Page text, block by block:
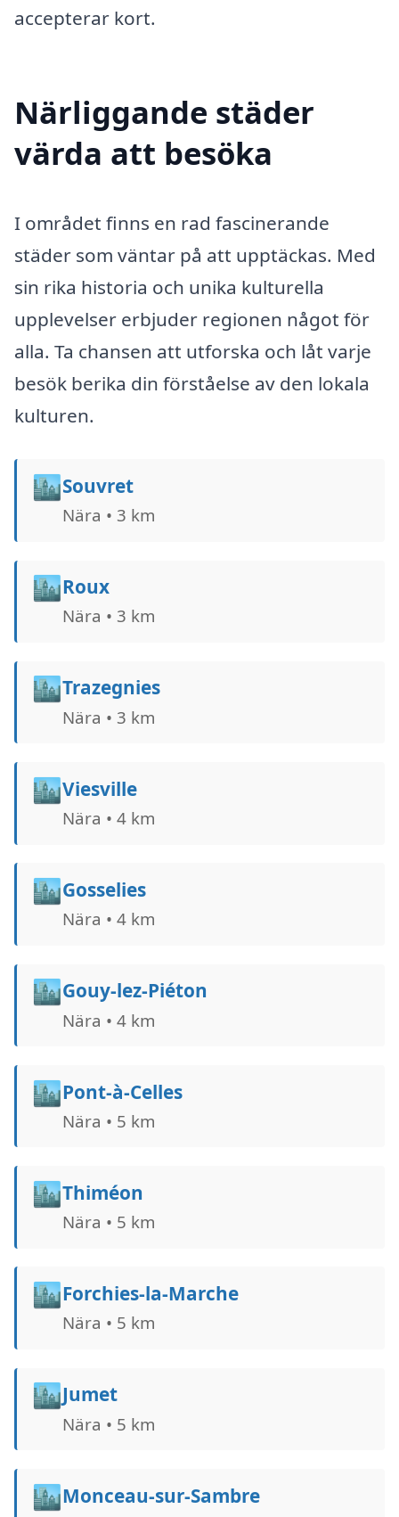
accepterar kort.
Närliggande städer
värda att besöka
I området finns en rad fascinerande
städer som väntar på att upptäckas. Med
sin rika historia och unika kulturella
upplevelser erbjuder regionen något för
alla. Ta chansen att utforska och låt varje
besök berika din förståelse av den lokala
kulturen.
🏙️Souvret
Nära • 3 km
🏙️Roux
Nära • 3 km
🏙️Trazegnies
Nära • 3 km
🏙️Viesville
Nära • 4 km
🏙️Gosselies
Nära • 4 km
🏙️Gouy-lez-Piéton
Nära • 4 km
🏙️Pont-à-Celles
Nära • 5 km
🏙️Thiméon
Nära • 5 km
🏙️Forchies-la-Marche
Nära • 5 km
🏙️Jumet
Nära • 5 km
🏙️Monceau-sur-Sambre